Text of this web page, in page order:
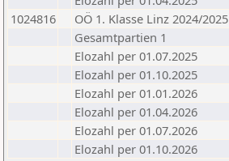
1024816
OÖ 1. Klasse Linz 2024/2025
Gesamtpartien 1
Elozahl per 01.07.2025
Elozahl per 01.10.2025
Elozahl per 01.01.2026
Elozahl per 01.04.2026
Elozahl per 01.07.2026
Elozahl per 01.10.2026